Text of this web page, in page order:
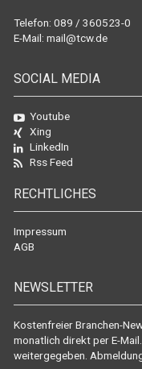
Telefon: 089 / 360523-0
E-Mail: mail@tcw.de
SOCIAL MEDIA
Youtube
Xing
LinkedIn
Rss Feed
RECHTLICHES
Impressum
AGB
NEWSLETTER
Kostenfreier Branchen-
monatlich direkt per E-
weitergegeben.